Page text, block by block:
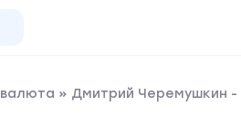
» Дмитрий Черемушкин -